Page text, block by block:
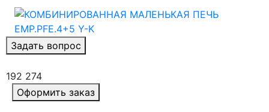
Задать вопрос
192 274
Оформить заказ